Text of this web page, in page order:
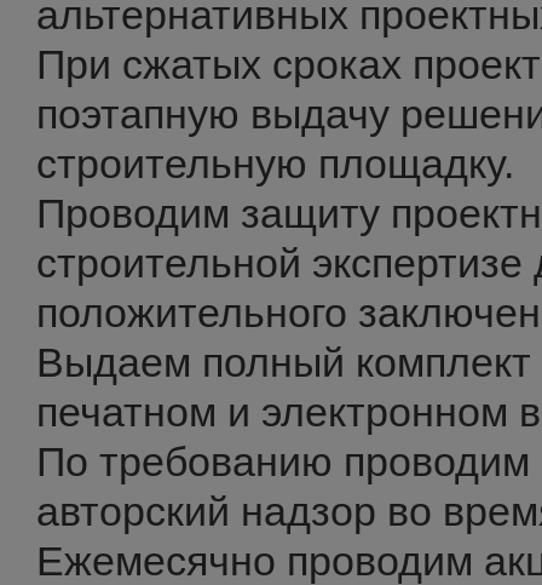
альтернативных
При сжатых сроках
поэтапную выдачу
строительную площадку.
Проводим защиту
строительной
положительного
Выдаем полный комплект
печатном и электронном
По требованию проводим
авторский надзор во
Ежемесячно проводим